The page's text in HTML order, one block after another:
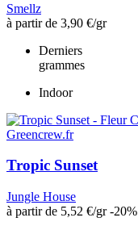
Smellz
à partir de 3,90 €/gr
Derniers
grammes
Indoor
Tropic Sunset
Jungle House
à partir de 5,52 €/gr -20%